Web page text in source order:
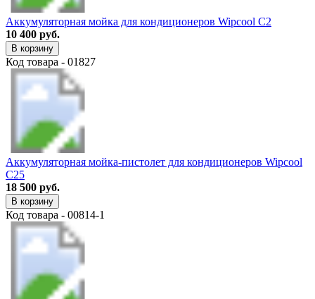
Аккумуляторная мойка для кондиционеров Wipcool C2
10 400 руб.
В корзину
Код товара - 01827
Аккумуляторная мойка-пистолет для кондиционеров Wipcool
C25
18 500 руб.
В корзину
Код товара - 00814-1